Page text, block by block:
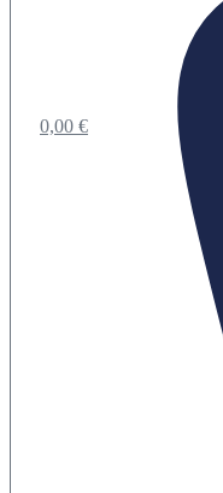
0,00 €